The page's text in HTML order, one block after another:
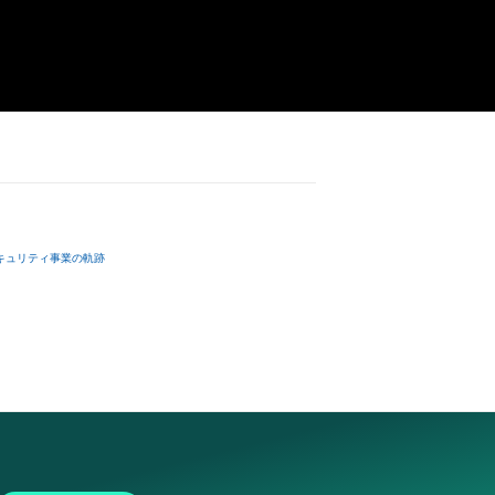
ュリティ事業の軌跡